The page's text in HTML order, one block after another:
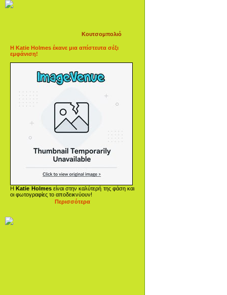
Κουτσομπολιό
Η Katie Holmes έκανε μια απίστευτα σέξι
εμφάνιση!
ΗKatie Holmesείναι στην καλύτερή της φάση και
οι φωτογραφίες το αποδεικνύουν!
Περισσότερα